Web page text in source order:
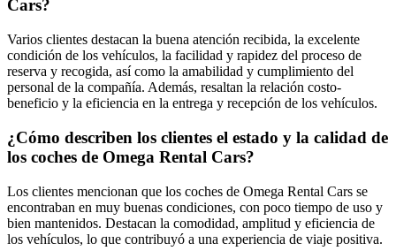
Cars?
Varios clientes destacan la buena atención recibida, la excelente
condición de los vehículos, la facilidad y rapidez del proceso de
reserva y recogida, así como la amabilidad y cumplimiento del
personal de la compañía. Además, resaltan la relación costo-
beneficio y la eficiencia en la entrega y recepción de los vehículos.
¿Cómo describen los clientes el estado y la calidad de
los coches de Omega Rental Cars?
Los clientes mencionan que los coches de Omega Rental Cars se
encontraban en muy buenas condiciones, con poco tiempo de uso y
bien mantenidos. Destacan la comodidad, amplitud y eficiencia de
los vehículos, lo que contribuyó a una experiencia de viaje positiva.